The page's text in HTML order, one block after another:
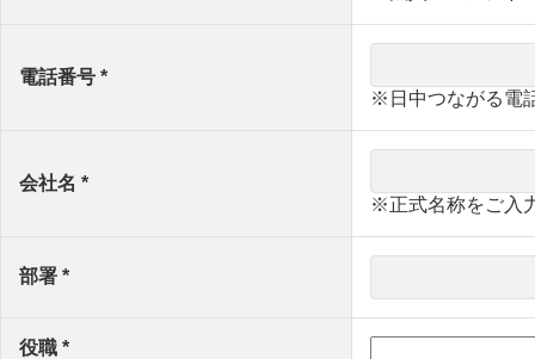
電話番号 *
※日中つながる電
会社名 *
※正式名称をご入
部署 *
役職 *